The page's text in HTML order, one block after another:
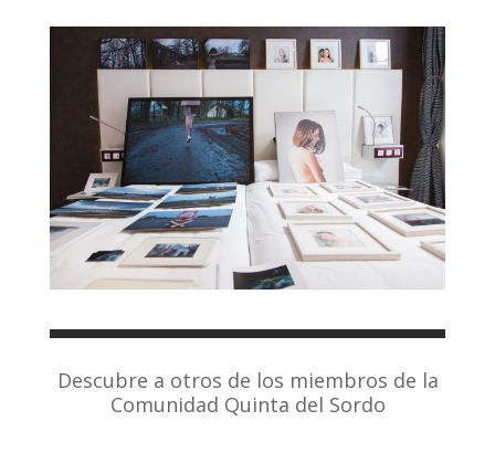
Descubre a otros de los miembros de la
Comunidad Quinta del Sordo